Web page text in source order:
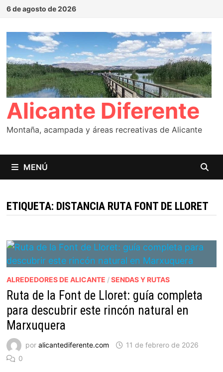
Saltar
contenido
6 de agosto de 2026
Alicante Diferente
Montaña, acampada y áreas recreativas de Alicante
MENÚ
ETIQUETA: DISTANCIA RUTA FONT DE LLORET
ALREDEDORES DE ALICANTE /SENDAS Y RUTAS
Ruta de la Font de Lloret: guía completa
para descubrir este rincón natural en
Marxuquera
por alicantediferente.com
11 de febrero de 2026
0